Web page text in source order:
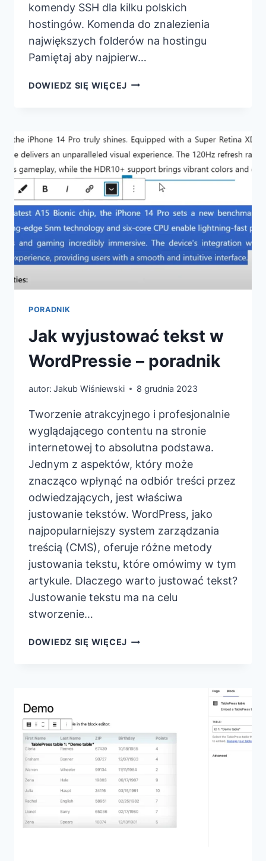
komendy SSH dla kilku polskich
hostingów. Komenda do znalezienia
największych folderów na hostingu
Pamiętaj aby najpierw…
DOWIEDZ SIĘ WIĘCEJJAK
DUŻO
MIEJSCA
SERWERZE
PRZEZ
SSH?
PORADNIK
Jak wyjustować tekst w
WordPressie – poradnik
autor: Jakub Wiśniewski 8 grudnia 2023
Tworzenie atrakcyjnego i profesjonalnie
wyglądającego contentu na stronie
internetowej to absolutna podstawa.
Jednym z aspektów, który może
znacząco wpłynąć na odbiór treści przez
odwiedzających, jest właściwa
justowanie tekstów. WordPress, jako
najpopularniejszy system zarządzania
treścią (CMS), oferuje różne metody
justowania tekstu, które omówimy w tym
artykule. Dlaczego warto justować tekst?
Justowanie tekstu ma na celu
stworzenie…
DOWIEDZ SIĘ WIĘCEJJAK